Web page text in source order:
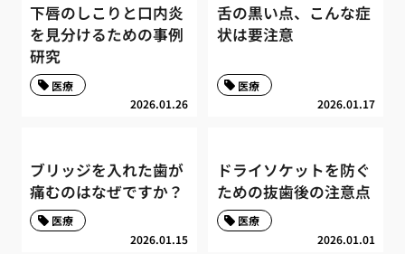
下唇のしこりと口内炎
を見分けるための事例
研究
2026.01.26
医療
舌の黒い点、こんな症
状は要注意
2026.01.17
医療
ブリッジを入れた歯が
痛むのはなぜですか？
2026.01.15
医療
ドライソケットを防ぐ
ための抜歯後の注意点
2026.01.01
医療